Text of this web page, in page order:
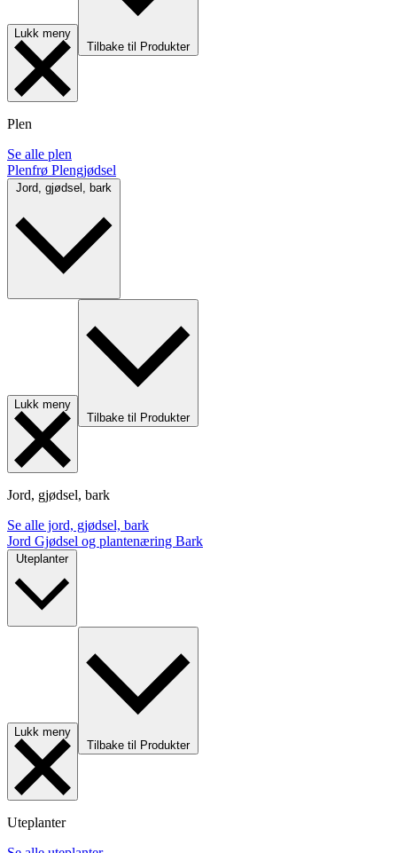
Lukk meny
Tilbake til Produkter
Plen
Se alle plen
Plenfrø Plengjødsel
Lukk meny
Tilbake til Produkter
Jord, gjødsel, bark
Se alle jord, gjødsel, bark
Jord Gjødsel og plantenæring Bark
Uteplanter
Lukk meny
Tilbake til Produkter
Uteplanter